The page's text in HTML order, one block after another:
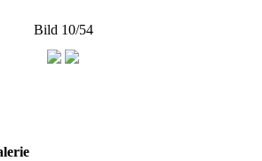
Bild 10/54